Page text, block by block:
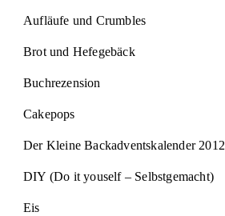
Aufläufe und Crumbles
Brot und Hefegebäck
Buchrezension
Cakepops
Der Kleine Backadventskalender 2012
DIY (Do it youself – Selbstgemacht)
Eis